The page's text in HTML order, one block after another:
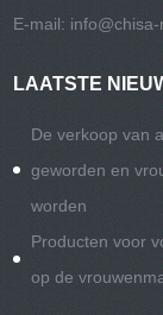
E-mail:
LAATSTE
De verkoop van
geworden en
worden
Producten voor
op de